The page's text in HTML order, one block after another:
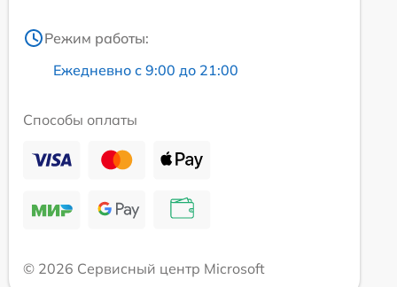
Режим работы:
Ежедневно с 9:00 до 21:00
Способы оплаты
© 2026 Сервисный центр Microsoft